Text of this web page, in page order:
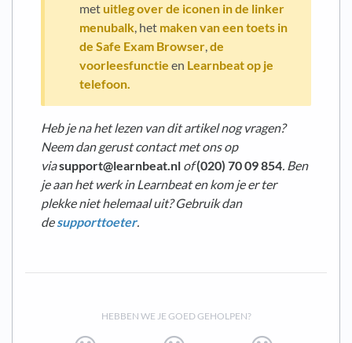
met uitleg over de iconen in de linker
menubalk, het maken van een toets in
de Safe Exam Browser,de
voorleesfunctie en Learnbeat op je
telefoon.
Heb je na het lezen van dit artikel nog vragen?
Neem dan gerust contact met ons op
viasupport@learnbeat.nl of(020) 70 09 854. Ben
je aan het werk in Learnbeat en kom je er ter
plekke niet helemaal uit? Gebruik dan
de supporttoeter.
HEBBEN WE JE GOED GEHOLPEN?